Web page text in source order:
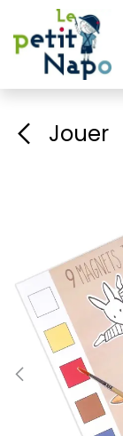
Se rendre
Jouer